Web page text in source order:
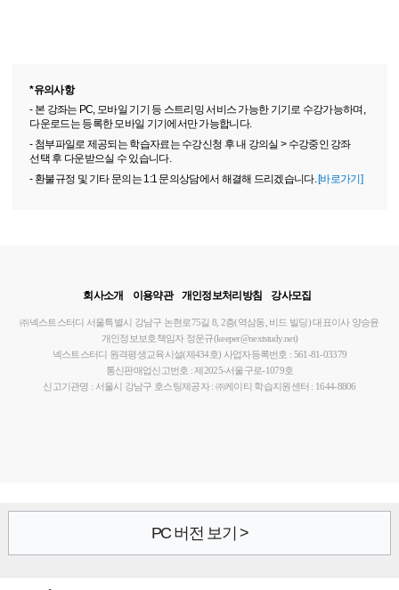
*유의사항
- 본 강좌는 PC, 모바일 기기 등 스트리밍 서비스 가능한 기기로 수강가능하며,
다운로드는 등록한 모바일 기기에서만 가능합니다.
- 첨부파일로 제공되는 학습자료는 수강신청 후 내 강의실 > 수강중인 강좌
선택 후 다운받으실 수 있습니다.
- 환불규정 및 기타 문의는 1:1 문의상담에서 해결해 드리겠습니다.[바로가기]
회사소개 이용약관 개인정보처리방침 강사모집
㈜넥스트스터디 서울특별시 강남구 논현로75길 8, 2층(역삼동, 비드 빌딩)대표이사 양승윤
개인정보보호책임자 정운규(keeper@nextstudy.net)
넥스트스터디 원격평생교육시설(제434호) 사업자등록번호 : 561-81-03379
통신판매업신고번호 : 제2025-서울구로-1079호
신고기관명 : 서울시 강남구 호스팅제공자 : ㈜케이티 학습지원센터 : 1644-8806
PC 버전 보기 >